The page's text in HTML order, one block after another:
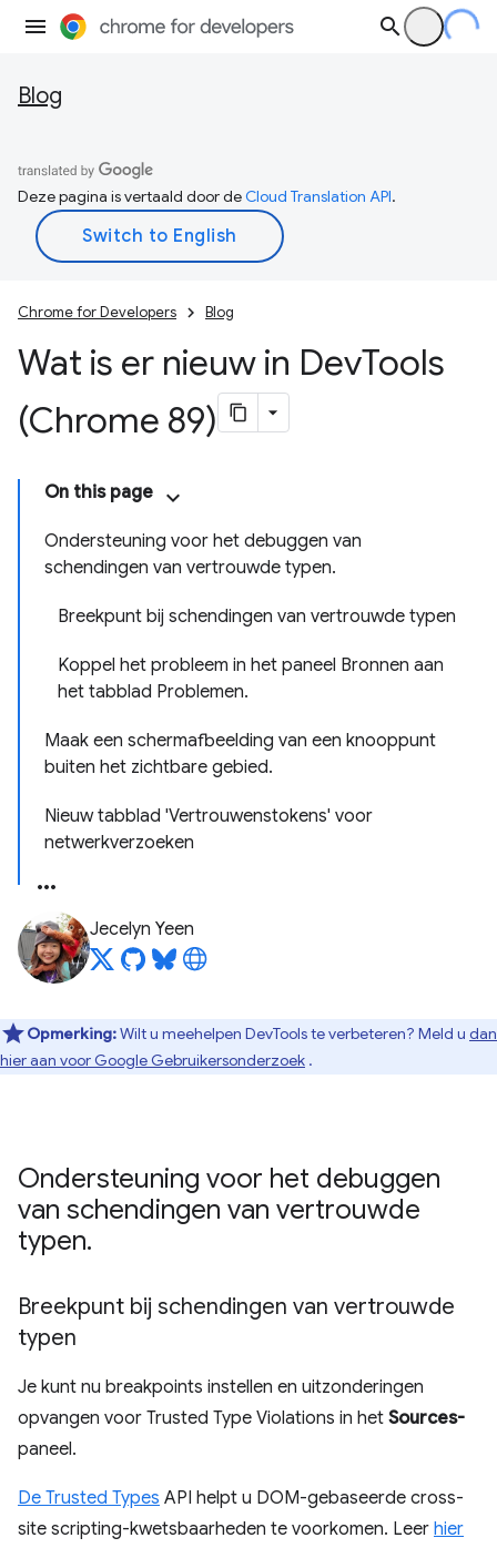
Blog
Deze pagina is vertaald door deCloud Translation API.
Chrome for Developers Blog
Wat is er nieuw in DevTools
(Chrome 89)
On this page
Ondersteuning voor het debuggen van
schendingen van vertrouwde typen.
Breekpunt bij schendingen van vertrouwde typen
Koppel het probleem in het paneel Bronnen aan
het tabblad Problemen.
Maak een schermafbeelding van een knooppunt
buiten het zichtbare gebied.
Nieuw tabblad 'Vertrouwenstokens' voor
netwerkverzoeken
Jecelyn Yeen
Opmerking:Wilt u meehelpen DevTools te verbeteren? Meld u dan
hier aan voor Google Gebruikersonderzoek .
Ondersteuning voor het debuggen
van schendingen van vertrouwde
typen.
Breekpunt bij schendingen van vertrouwde
typen
Je kunt nu breakpoints instellen en uitzonderingen
opvangen voor Trusted Type Violations in het Sources-
paneel.
De Trusted Types API helpt u DOM-gebaseerde cross-
site scripting-kwetsbaarheden te voorkomen. Leer hier